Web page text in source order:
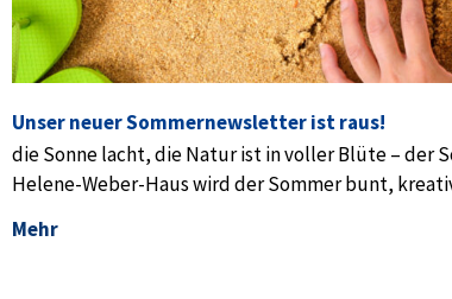
Unser neuer Sommernewsletter ist raus!
die Sonne lacht, die Natur ist in voller Blüte – der
Helene-Weber-Haus wird der Sommer bunt,
Mehr